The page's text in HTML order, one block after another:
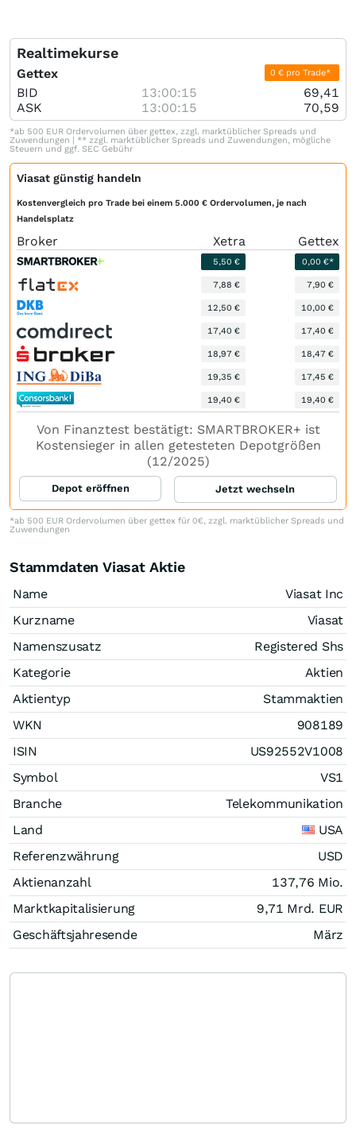
Realtimekurse
Gettex 0 € pro Trade*
BID 13:00:15
69,41
ASK
13:00:15 70,59
*ab 500 EUR Ordervolumen über gettex, zzgl. marktüblicher Spreads und
Zuwendungen | ** zzgl. marktüblicher Spreads und Zuwendungen, mögliche
Steuern und ggf. SEC Gebühr
Viasat günstig handeln
Kostenvergleich pro Trade bei einem 5.000 € Ordervolumen, je nach
Handelsplatz
Broker Xetra Gettex
5,50 € 0,00 €*
7,88 € 7,90 €
12,50 € 10,00 €
17,40 € 17,40 €
18,97 € 18,47 €
19,35 € 17,45 €
19,40 € 19,40 €
Von Finanztest bestätigt: SMARTBROKER+ ist
Kostensieger in allen getesteten Depotgrößen
(12/2025)
Depot eröffnen Jetzt wechseln
*ab 500 EUR Ordervolumen über gettex für 0€, zzgl. marktüblicher Spreads und
Zuwendungen
Stammdaten Viasat Aktie
Name
Viasat Inc
Kurzname
Viasat
Namenszusatz
Registered Shs
Kategorie
Aktien
Aktientyp
Stammaktien
WKN
908189
ISIN
US92552V1008
Symbol
VS1
Branche
Telekommunikation
Land
USA
Referenzwährung
USD
Aktienanzahl
137,76 Mio.
Marktkapitalisierung
9,71 Mrd. EUR
Geschäftsjahresende
März